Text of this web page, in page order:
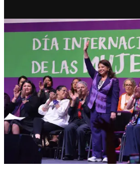
CDMX
El corazón de las
en la Ciudad